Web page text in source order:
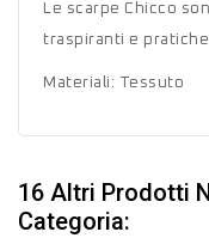
Le scarpe Chicco
traspiranti e
Materiali: Tessuto
16 Altri Prodotti
Categoria: